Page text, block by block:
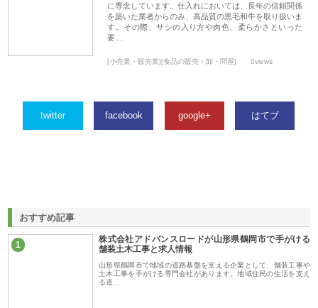
に専念しています。仕入れにおいては、長年の信頼関係
を築いた業者からのみ、高品質の黒毛和牛を取り扱いま
す。その際、サシの入り方や肉色、柔らかさといった
要…
[小売業・販売業][食品の販売・卸・問屋] 0views
twitter facebook google+ はてブ
おすすめ記事
1
株式会社アドバンスロードが山形県鶴岡市で手がける
舗装土木工事と求人情報
山形県鶴岡市で地域の道路基盤を支える企業として、舗装工事や
土木工事を手がける専門会社があります。地域住民の生活を支え
る道…